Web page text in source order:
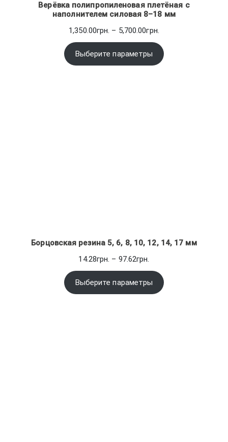
Верёвка полипропиленовая плетёная с
наполнителем силовая 8–18 мм
1,350.00грн. – 5,700.00грн.
1,350.00грн.
–
Выберите параметры
Борцовская резина 5, 6, 8, 10, 12, 14, 17 мм
14.28грн. – 97.62грн.
цен:
14.28грн.
–
Выберите параметры